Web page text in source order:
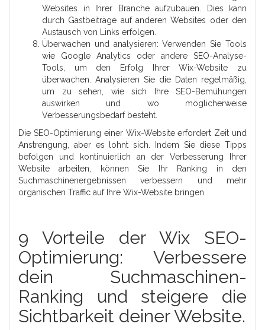
Websites in Ihrer Branche aufzubauen. Dies kann
durch Gastbeiträge auf anderen Websites oder den
Austausch von Links erfolgen.
Überwachen und analysieren: Verwenden Sie Tools
wie Google Analytics oder andere SEO-Analyse-
Tools, um den Erfolg Ihrer Wix-Website zu
überwachen. Analysieren Sie die Daten regelmäßig,
um zu sehen, wie sich Ihre SEO-Bemühungen
auswirken und wo möglicherweise
Verbesserungsbedarf besteht.
Die SEO-Optimierung einer Wix-Website erfordert Zeit und
Anstrengung, aber es lohnt sich. Indem Sie diese Tipps
befolgen und kontinuierlich an der Verbesserung Ihrer
Website arbeiten, können Sie Ihr Ranking in den
Suchmaschinenergebnissen verbessern und mehr
organischen Traffic auf Ihre Wix-Website bringen.
9 Vorteile der Wix SEO-
Optimierung: Verbessere
dein Suchmaschinen-
Ranking und steigere die
Sichtbarkeit deiner Website.